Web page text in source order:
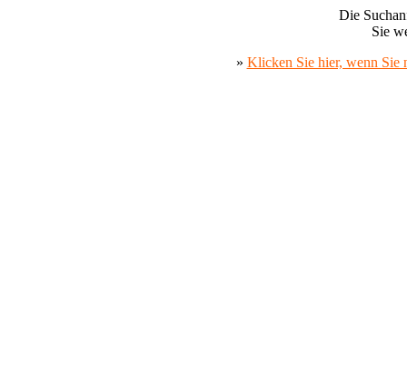
Die
Sie
» Klicken Sie hier, wenn Sie